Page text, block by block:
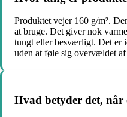
Produktet vejer 160 g/m².
at bruge. Det giver nok
tungt eller besværligt. Det er
uden at føle sig overvældet
Hvad betyder det,